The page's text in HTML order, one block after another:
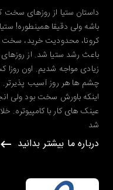
داستان ستیا از روزهای سخت
باشه ولی دقیقا همینطوره!
کرونا، محدودیت خرید،
باعث رشد ستیا شد. از روزهای
زیادی مواجه شدیم. اون روزا
چشم ها هر روز آسیب پذیرتر.
اینکه باورش سخت بود ولی
عینک های کار با کامپیوتره.
شد
درباره ما بیشتر بدانید